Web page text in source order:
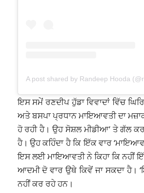
A post shared by Randeep Hooda
ਇਸ ਸਮੇਂ ਰਣਦੀਪ ਹੁੱਡਾ ਵਿਵਾਦਾਂ ਵਿੱਚ
ਅਤੇ ਬਸਪਾ ਪ੍ਰਧਾਨ ਮਾਇਆਵਤੀ ਦਾ
ਹੋ ਰਹੀ ਹੈ। ਉਹ ਸੋਸ਼ਲ ਮੀਡੀਆ’ ਤੇ ਗੱਲ
ਹੈ। ਉਹ ਕਹਿੰਦਾ ਹੈ ਕਿ ਇੱਕ ਵਾਰ
ਇਸ ਲਈ ਮਾਇਆਵਤੀ ਨੇ ਕਿਹਾ ਕਿ ਨਹੀਂ
ਆਦਮੀ ਦੋ ਵਾਰ ਉਥੇ ਕਿਵੇਂ ਜਾ ਸਕਦਾ ਹੈ।
ਨਹੀਂ ਕਰ ਰਹੇ ਹਨ।